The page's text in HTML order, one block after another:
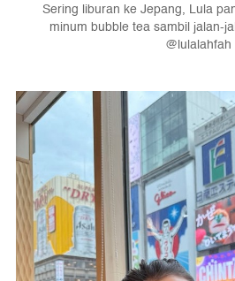
Sering liburan ke Jepang, Lula
minum bubble tea sambil jalan-
@lulalahfah